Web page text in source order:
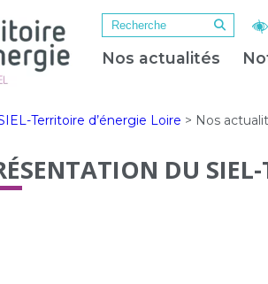
Nos actualités
Territoire d’énergie Loire > Nos
DU SIEL-